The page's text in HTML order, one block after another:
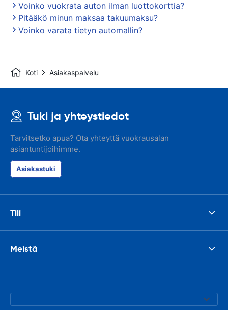
Voinko vuokrata auton ilman luottokorttia?
Pitääkö minun maksaa takuumaksu?
Voinko varata tietyn automallin?
Koti Asiakaspalvelu
Tuki ja yhteystiedot
Tarvitsetko apua? Ota yhteyttä vuokrausalan
asiantuntijoihimme.
Asiakastuki
Tili
Meistä